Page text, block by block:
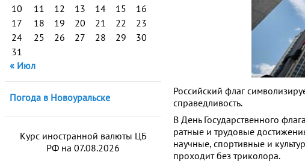
10
11 12 13 14 15
16
17
18 19 20 21 22
23
24
25 26 27 28 29
30
31
« Июл
Погода в Новоуральске
Курс иностранной валюты ЦБ
РФ на 07.08.2026
Российский флаг
справедливость.
В День Государственного
ратные и трудовые
научные, спортивные и
проходит без триколора.